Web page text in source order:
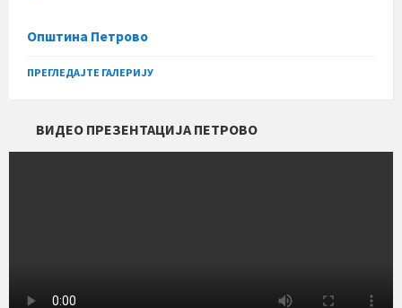
Општина Петрово
ПРЕГЛЕДАЈТЕ ГАЛЕРИЈУ
ВИДЕО ПРЕЗЕНТАЦИЈА ПЕТРОВО